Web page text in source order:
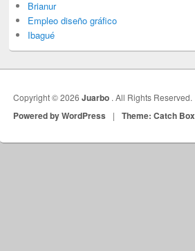
Brianur
Empleo diseño gráfico
Ibagué
Copyright © 2026Juarbo . All Rights Reserved.
Powered by WordPress | Theme: Catch Box